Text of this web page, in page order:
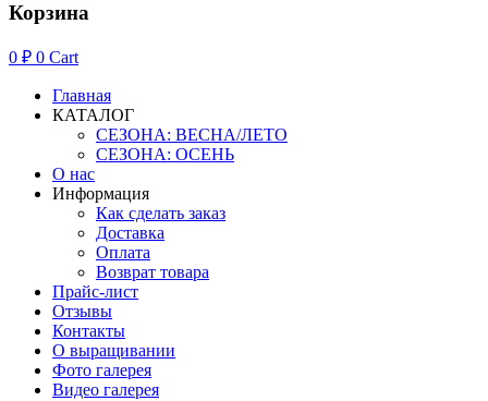
Корзина
0 ₽ 0 Cart
Главная
КАТАЛОГ
СЕЗОНА: ВЕСНА/ЛЕТО
СЕЗОНА: ОСЕНЬ
О нас
Информация
Как сделать заказ
Доставка
Оплата
Возврат товара
Прайс-лист
Отзывы
Контакты
О выращивании
Фото галерея
Видео галерея